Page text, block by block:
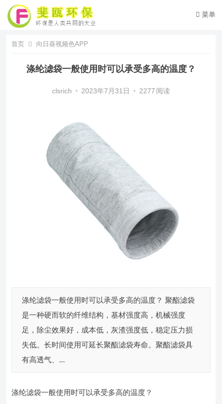
菜单
首页 向日葵视频色APP
涤纶滤袋一般使用时可以承受多高的温度？
clsrich • 2023年7月31日 • 2277 阅读
涤纶滤袋一般使用时可以承受多高的温度？ 聚酯滤袋
是一种硬而软的纤维结构，基材强度高，机械强度
足，除尘效果好，成本低，灰渣强度低，稳定压力损
失低。长时间使用可延长聚酯滤袋寿命。聚酯滤袋具
有高透气、...
涤纶滤袋一般使用时可以承受多高的温度？